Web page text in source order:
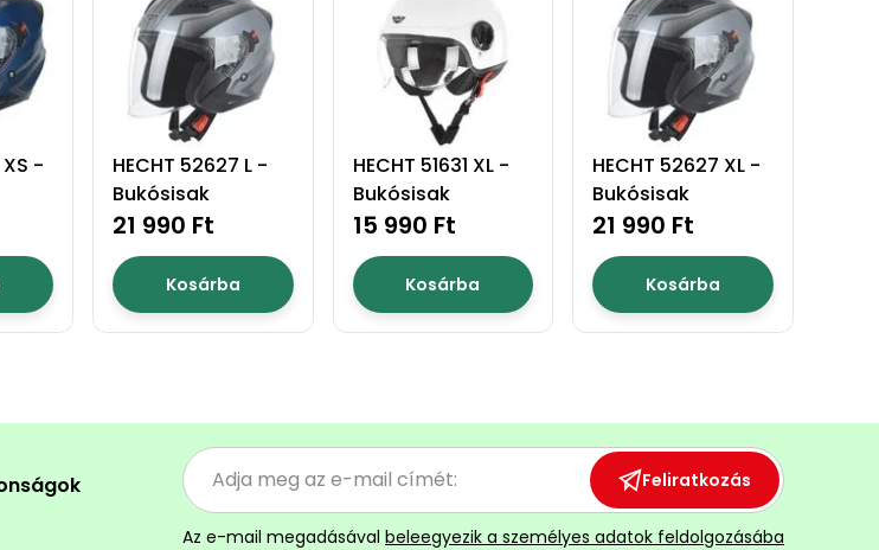
-
HECHT 52627 L -
Bukósisak
21 990 Ft
Kosárba
HECHT 51631 XL -
Bukósisak
15 990 Ft
Kosárba
HECHT 52627 XL -
Bukósisak
21 990 Ft
Kosárba
Feliratkozás
Az e-mail megadásával beleegyezik a személyes adatok feldolgozásába